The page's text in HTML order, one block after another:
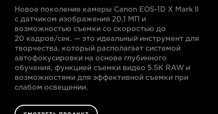
Новое поколение камеры Canon EOS-1D X Mark II
с датчиком изображения 20,1 МП и
возможностью съемки со скоростью до
20 кадров/сек. — это идеальный инструмент для
творчества, который располагает системой
автофокусировки на основе глубинного
обучения, функцией съемки видео 5.5K RAW и
возможностями для эффективной съемки при
слабом освещении.